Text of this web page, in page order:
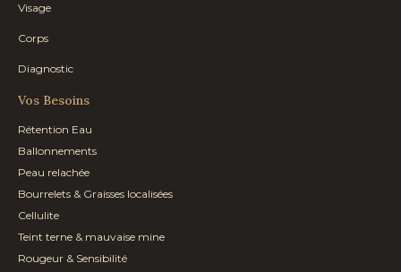
Visage
Corps
Diagnostic
Vos Besoins
Rétention Eau
Ballonnements
Peau relachée
Bourrelets & Graisses localisées
Cellulite
Teint terne & mauvaise mine
Rougeur & Sensibilité